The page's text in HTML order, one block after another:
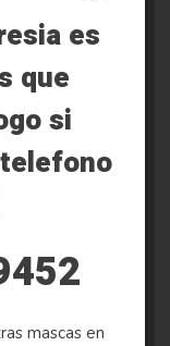
es
que
si
mascas en